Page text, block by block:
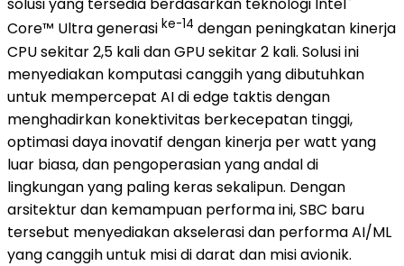
solusi yang tersedia berdasarkan teknologi Intel
Core™ Ultra generasi ke-14 dengan peningkatan kinerja
CPU sekitar 2,5 kali dan GPU sekitar 2 kali. Solusi ini
menyediakan komputasi canggih yang dibutuhkan
untuk mempercepat AI di edge taktis dengan
menghadirkan konektivitas berkecepatan tinggi,
optimasi daya inovatif dengan kinerja per watt yang
luar biasa, dan pengoperasian yang andal di
lingkungan yang paling keras sekalipun. Dengan
arsitektur dan kemampuan performa ini, SBC baru
tersebut menyediakan akselerasi dan performa AI/ML
yang canggih untuk misi di darat dan misi avionik.